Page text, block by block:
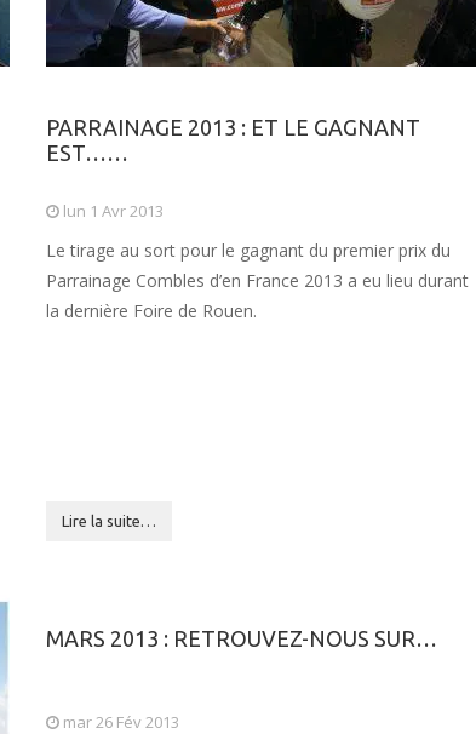
PARRAINAGE 2013 : ET LE GAGNANT
EST……
lun 1 Avr 2013
Le tirage au sort pour le gagnant du premier prix du
Parrainage Combles d’en France 2013 a eu lieu durant
la dernière Foire de Rouen.
Lire la suite…
MARS 2013 : RETROUVEZ-NOUS SUR…
mar 26 Fév 2013